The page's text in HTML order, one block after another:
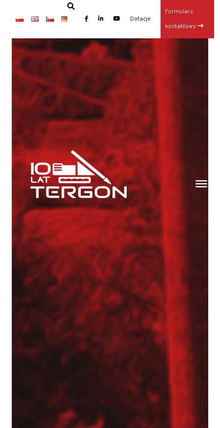
Dotacje
Formularz
kontaktowy×
Baza TERGON w dniu 14 lipca 2026
Wynajem maszyn
Jubileusz: 20-lecie KONKRET i 10-lecie TERGON
Operator Wiertnicy – Kotwiarki (K/M)
Galeria z otwarcia Bazy Sprzętu TERGON
Nasz najnowszy folder
Strona główna
Aktualności
Dotacje
Główna-old
Kariera
Młodszy mechanik / Serwisant maszyn
budowlanych (K/M)
Młodszy specjalista ds. bazy sprzętowej (K/M)
Praktyki (K/M) w Tergon!
Mechanik / serwisant (K/M)
Mechanik / serwisant maszyn budowlanych
(K/M)